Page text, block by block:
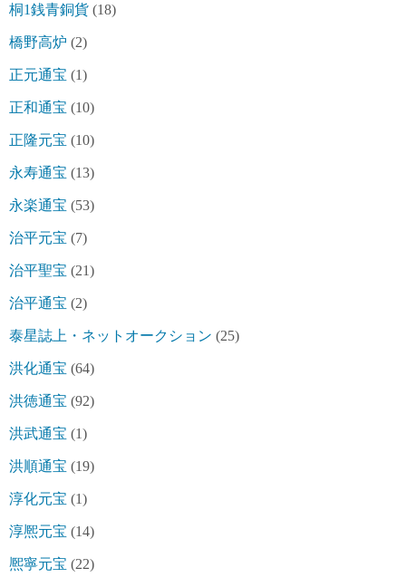
桐1銭青銅貨 (18)
橋野高炉 (2)
正元通宝 (1)
正和通宝 (10)
正隆元宝 (10)
永寿通宝 (13)
永楽通宝 (53)
治平元宝 (7)
治平聖宝 (21)
治平通宝 (2)
泰星誌上・ネットオークション (25)
洪化通宝 (64)
洪徳通宝 (92)
洪武通宝 (1)
洪順通宝 (19)
淳化元宝 (1)
淳熈元宝 (14)
熈寧元宝 (22)